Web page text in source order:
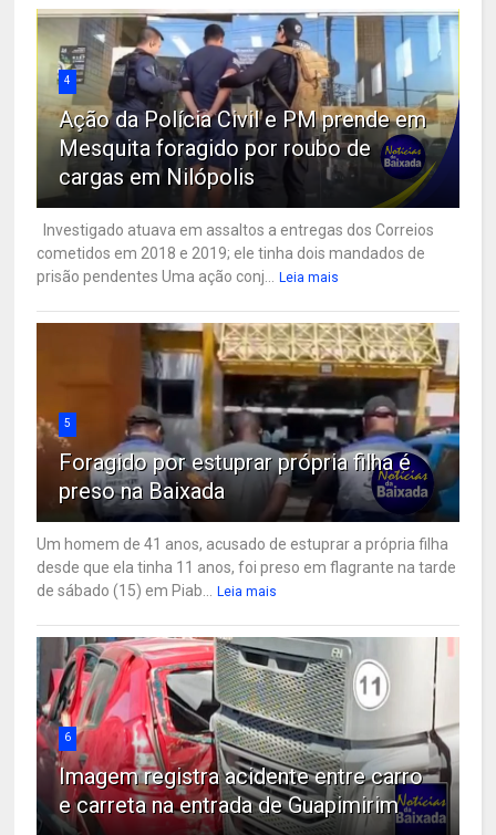
4
Ação da Polícia Civil e PM prende em
Mesquita foragido por roubo de
cargas em Nilópolis
Investigado atuava em assaltos a entregas dos Correios
cometidos em 2018 e 2019; ele tinha dois mandados de
prisão pendentes Uma ação conj...
Leia mais
5
Foragido por estuprar própria filha é
preso na Baixada
Um homem de 41 anos, acusado de estuprar a própria filha
desde que ela tinha 11 anos, foi preso em flagrante na tarde
de sábado (15) em Piab...
Leia mais
6
Imagem registra acidente entre carro
e carreta na entrada de Guapimirim